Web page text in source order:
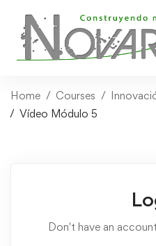
Home Courses
Vídeo Módulo 5
Don't have an